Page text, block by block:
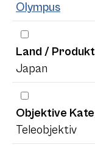
Olympus
Land /
Japan
Objektive
Teleobjektiv